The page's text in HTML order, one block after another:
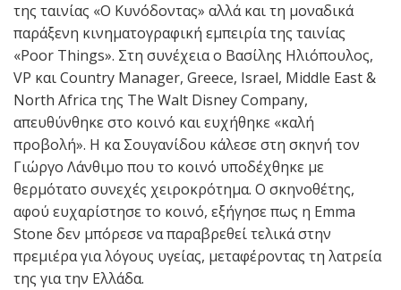
της ταινίας «Ο Κυνόδοντας» αλλά και τη μοναδικά
παράξενη κινηματογραφική εμπειρία της ταινίας
«Poor Things». Στη συνέχεια ο Βασίλης Ηλιόπουλος,
VP και Country Manager, Greece, Israel, Middle East &
North Africa της The Walt Disney Company,
απευθύνθηκε στο κοινό και ευχήθηκε «καλή
προβολή». Η κα Σουγανίδου κάλεσε στη σκηνή τον
Γιώργο Λάνθιμο που το κοινό υποδέχθηκε με
θερμότατο συνεχές χειροκρότημα. Ο σκηνοθέτης,
αφού ευχαρίστησε το κοινό, εξήγησε πως η Emma
Stone δεν μπόρεσε να παραβρεθεί τελικά στην
πρεμιέρα για λόγους υγείας, μεταφέροντας τη λατρεία
της για την Ελλάδα.